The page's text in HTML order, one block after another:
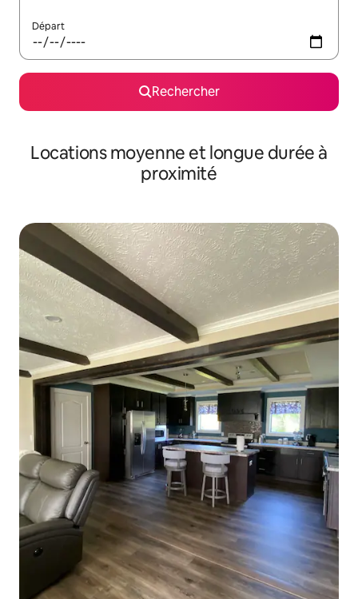
Départ
Rechercher
Locations moyenne et longue durée à
proximité